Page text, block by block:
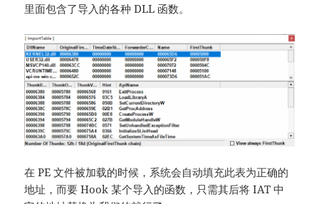
里面包含了导入的各种 DLL 函数。
在 PE 文件被加载的时候，系统会自动填充此表为正确的
地址，而要 Hook 某个导入的函数，只需其后将 IAT 中